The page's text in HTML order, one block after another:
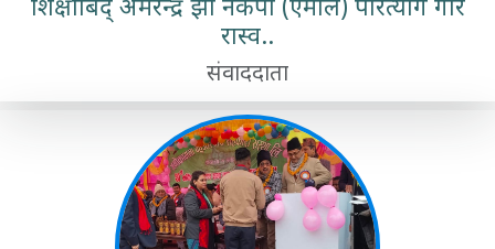
शिक्षाबिद् अमरेन्द्र झा नेकपा (एमाले) परित्याग गरि
रास्व..
संवाददाता